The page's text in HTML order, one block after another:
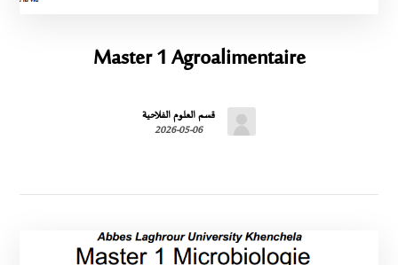
Master 1 Agroalimentaire
قسم العلوم الفلاحية
2026-05-06